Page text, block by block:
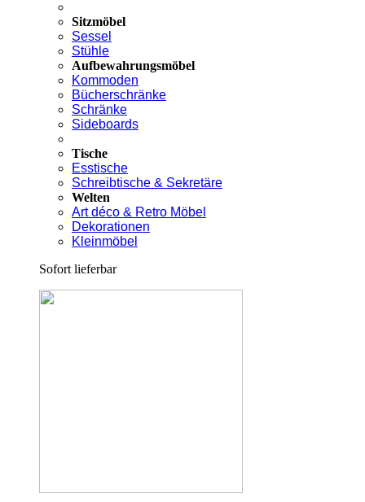
Sitzmöbel
Sessel
Stühle
Aufbewahrungsmöbel
Kommoden
Bücherschränke
Schränke
Sideboards
Tische
Esstische
Schreibtische & Sekretäre
Welten
Art déco & Retro Möbel
Dekorationen
Kleinmöbel
Sofort lieferbar